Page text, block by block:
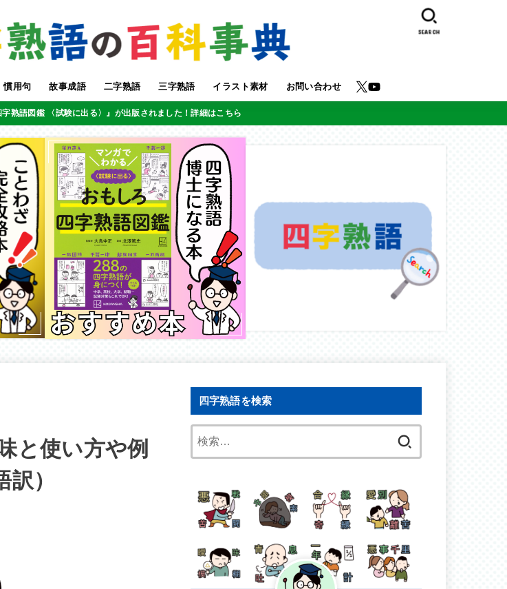
慣用句 故事成語 二字熟語 三字熟語 イラスト素材 お問い合わせ
SEARCH
熟語図鑑 〈試験に出る〉』が出版されました！詳細はこちら
と使い方や例
）
四字熟語を検索